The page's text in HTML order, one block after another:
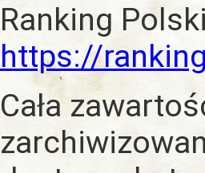
Ranking
https://
Cała